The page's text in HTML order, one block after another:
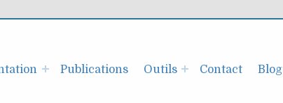
Publications Outils Contact Blog